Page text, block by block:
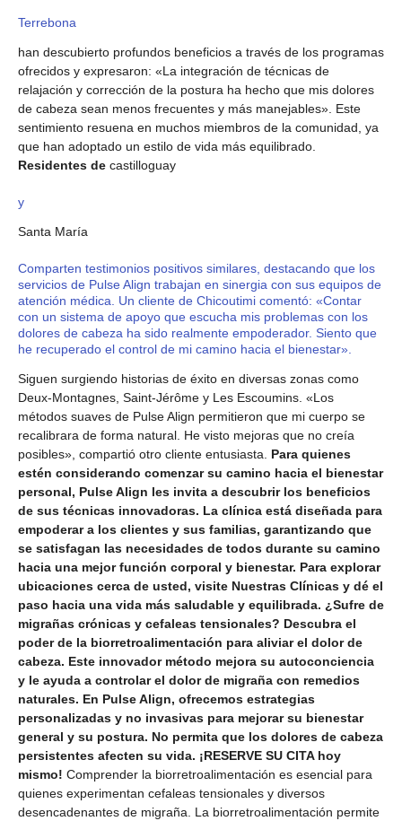
Terrebona
han descubierto profundos beneficios a través de los programas
ofrecidos y expresaron: «La integración de técnicas de
relajación y corrección de la postura ha hecho que mis dolores
de cabeza sean menos frecuentes y más manejables». Este
sentimiento resuena en muchos miembros de la comunidad, ya
que han adoptado un estilo de vida más equilibrado.
Residentes de castilloguay
y
Santa María
Comparten testimonios positivos similares, destacando que los
servicios de Pulse Align trabajan en sinergia con sus equipos de
atención médica. Un cliente de Chicoutimi comentó: «Contar
con un sistema de apoyo que escucha mis problemas con los
dolores de cabeza ha sido realmente empoderador. Siento que
he recuperado el control de mi camino hacia el bienestar».
Siguen surgiendo historias de éxito en diversas zonas como
Deux-Montagnes, Saint-Jérôme y Les Escoumins. «Los
métodos suaves de Pulse Align permitieron que mi cuerpo se
recalibrara de forma natural. He visto mejoras que no creía
posibles», compartió otro cliente entusiasta. Para quienes
estén considerando comenzar su camino hacia el bienestar
personal, Pulse Align les invita a descubrir los beneficios
de sus técnicas innovadoras. La clínica está diseñada para
empoderar a los clientes y sus familias, garantizando que
se satisfagan las necesidades de todos durante su camino
hacia una mejor función corporal y bienestar. Para explorar
ubicaciones cerca de usted, visite Nuestras Clínicas y dé el
paso hacia una vida más saludable y equilibrada. ¿Sufre de
migrañas crónicas y cefaleas tensionales? Descubra el
poder de la biorretroalimentación para aliviar el dolor de
cabeza. Este innovador método mejora su autoconciencia
y le ayuda a controlar el dolor de migraña con remedios
naturales. En Pulse Align, ofrecemos estrategias
personalizadas y no invasivas para mejorar su bienestar
general y su postura. No permita que los dolores de cabeza
persistentes afecten su vida. ¡RESERVE SU CITA hoy
mismo! Comprender la biorretroalimentación es esencial para
quienes experimentan cefaleas tensionales y diversos
desencadenantes de migraña. La biorretroalimentación permite